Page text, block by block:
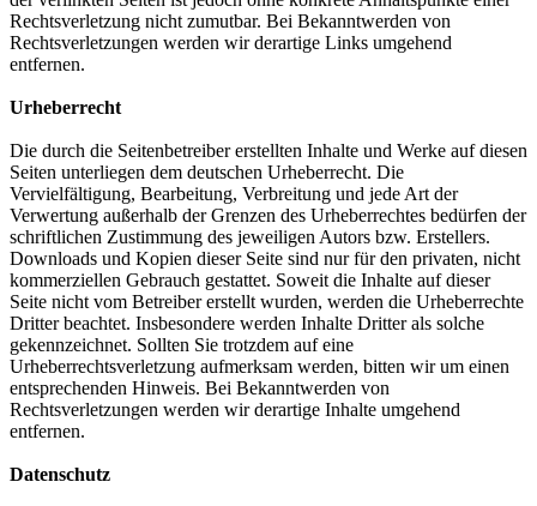
Rechtsverletzung nicht zumutbar. Bei Bekanntwerden von
Rechtsverletzungen werden wir derartige Links umgehend
entfernen.
Urheberrecht
Die durch die Seitenbetreiber erstellten Inhalte und Werke auf diesen
Seiten unterliegen dem deutschen Urheberrecht. Die
Vervielfältigung, Bearbeitung, Verbreitung und jede Art der
Verwertung außerhalb der Grenzen des Urheberrechtes bedürfen der
schriftlichen Zustimmung des jeweiligen Autors bzw. Erstellers.
Downloads und Kopien dieser Seite sind nur für den privaten, nicht
kommerziellen Gebrauch gestattet. Soweit die Inhalte auf dieser
Seite nicht vom Betreiber erstellt wurden, werden die Urheberrechte
Dritter beachtet. Insbesondere werden Inhalte Dritter als solche
gekennzeichnet. Sollten Sie trotzdem auf eine
Urheberrechtsverletzung aufmerksam werden, bitten wir um einen
entsprechenden Hinweis. Bei Bekanntwerden von
Rechtsverletzungen werden wir derartige Inhalte umgehend
entfernen.
Datenschutz